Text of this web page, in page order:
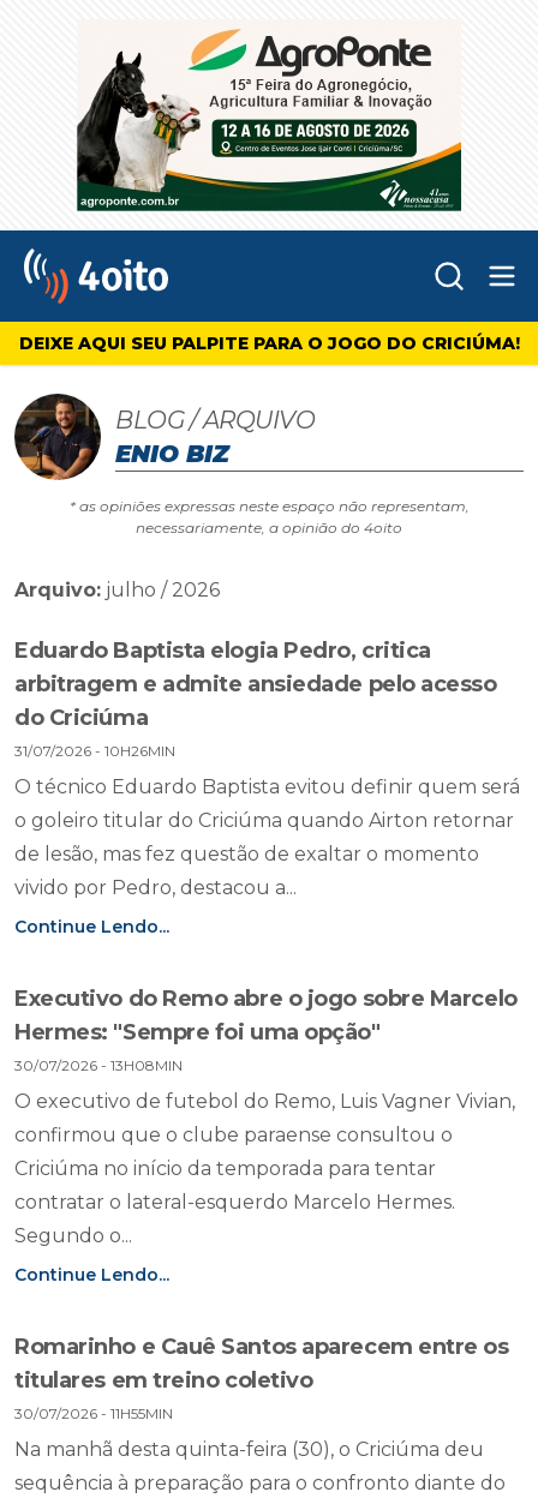
4oito
DEIXE AQUI SEU PALPITE PARA O JOGO DO CRICIÚMA!
BLOG / ARQUIVO
ENIO BIZ
* as opiniões expressas neste espaço não representam,
necessariamente, a opinião do 4oito
Arquivo: julho / 2026
Eduardo Baptista elogia Pedro, critica
arbitragem e admite ansiedade pelo acesso
do Criciúma
31/07/2026 - 10H26MIN
O técnico Eduardo Baptista evitou definir quem será
o goleiro titular do Criciúma quando Airton retornar
de lesão, mas fez questão de exaltar o momento
vivido por Pedro, destacou a...
Continue Lendo...
Executivo do Remo abre o jogo sobre Marcelo
Hermes: "Sempre foi uma opção"
30/07/2026 - 13H08MIN
O executivo de futebol do Remo, Luis Vagner Vivian,
confirmou que o clube paraense consultou o
Criciúma no início da temporada para tentar
contratar o lateral-esquerdo Marcelo Hermes.
Segundo o...
Continue Lendo...
Romarinho e Cauê Santos aparecem entre os
titulares em treino coletivo
30/07/2026 - 11H55MIN
Na manhã desta quinta-feira (30), o Criciúma deu
sequência à preparação para o confronto diante do